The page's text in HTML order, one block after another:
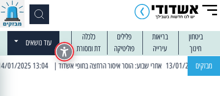
ביטחון בריאות פלילים
כלכלה
חינוך
עירייה פוליטיקה דת ומסורת
עוד נושאים
מבזקים | 13:04 14/01/2025 עובדים בלילות: עבודות קרצוף וריבוד אספלט